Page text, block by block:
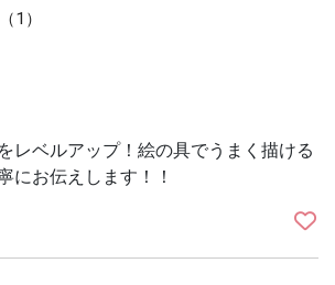
1）
レベルアップ！絵の具でうまく描ける
にお伝えします！！